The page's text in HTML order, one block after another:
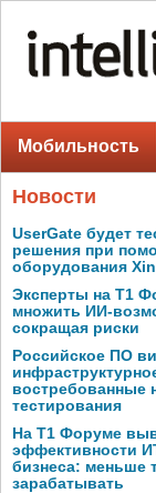
Мобильность
Новости
UserGate будет
решения при
оборудования
Эксперты на Т1
множить ИИ-
сокращая риски
Российское ПО
востребованные
тестирования
На Т1 Форуме
эффективности
бизнеса: меньше
зарабатывать